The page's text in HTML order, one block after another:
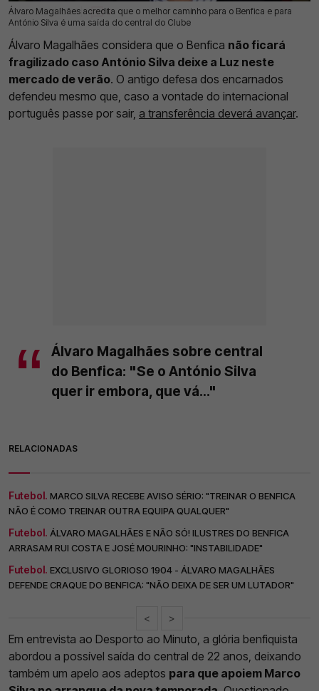
Álvaro Magalhães acredita que o melhor caminho para o Benfica e para
António Silva é uma saída do central do Clube
23 Jul 2026 | 13:37 | 0
Álvaro Magalhães considera que o Benfica não ficará
fragilizado caso António Silva deixe a Luz neste
mercado de verão. O antigo defesa dos encarnados
defendeu mesmo que, caso a vontade do internacional
português passe por sair, a transferência deverá avançar.
Álvaro Magalhães sobre central
do Benfica: "Se o António Silva
quer ir embora, que vá..."
RELACIONADAS
Futebol. MARCO SILVA RECEBE AVISO SÉRIO: "TREINAR O BENFICA
NÃO É COMO TREINAR OUTRA EQUIPA QUALQUER"
Futebol. ÁLVARO MAGALHÃES E NÃO SÓ! ILUSTRES DO BENFICA
ARRASAM RUI COSTA E JOSÉ MOURINHO: "INSTABILIDADE"
Futebol. EXCLUSIVO GLORIOSO 1904 - ÁLVARO MAGALHÃES
DEFENDE CRAQUE DO BENFICA: "NÃO DEIXA DE SER UM LUTADOR"
< >
Em entrevista ao Desporto ao Minuto, a glória benfiquista
abordou a possível saída do central de 22 anos, deixando
também um apelo aos adeptos para que apoiem Marco